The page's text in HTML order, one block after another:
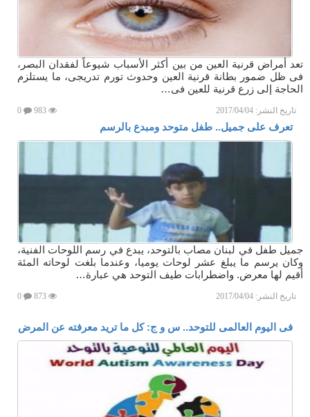
تعد أمراض قرنية العين من بين أكثر الأسباب شيوعاً لفقدان البصر،
فى ظل ضمور بطانة قرنية العين وحدوث تورم تدريجى، ما يستلزم
الحاجة إلى زرع قرنية للعين فى…
تاريخ النشر: 2017/04/04
تعرف على جميل.. طفل متوحد ومبدع بالرسم
جميل طفل في لبنان مصاب بالتوحد، يبدع في رسم اللوحات الفنية،
وكان يرسم ما يبلغ عشر لوحات يوميا، وعندما بلغت لوحاته المئة
أقيم لها معرض. واضطرابات طيف التوحد هي عبارة…
تاريخ النشر: 2017/04/04
فى اليوم العالمى للتوحد.. س و ج: كل ما تريد معرفته عن المرض